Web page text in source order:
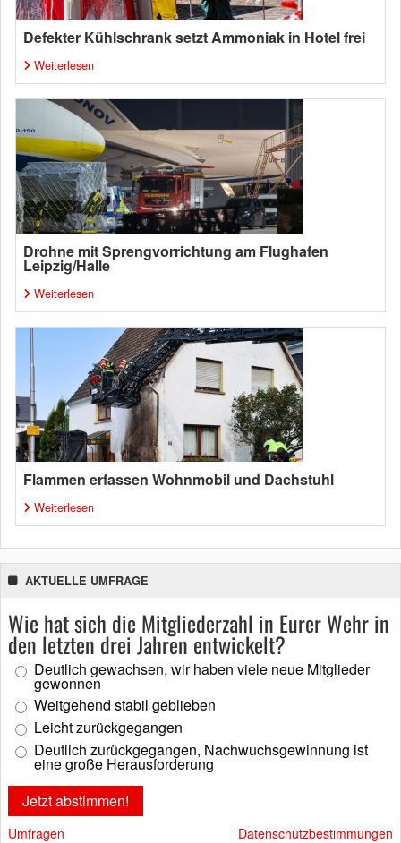
Defekter Kühlschrank setzt Ammoniak in Hotel frei
Weiterlesen
Drohne mit Sprengvorrichtung am Flughafen
Leipzig/Halle
Weiterlesen
Flammen erfassen Wohnmobil und Dachstuhl
Weiterlesen
AKTUELLE UMFRAGE
Wie hat sich die Mitgliederzahl in Eurer Wehr in
den letzten drei Jahren entwickelt?
Deutlich gewachsen, wir haben viele neue Mitglieder
gewonnen
Weitgehend stabil geblieben
Leicht zurückgegangen
Deutlich zurückgegangen, Nachwuchsgewinnung ist
eine große Herausforderung
Umfragen Datenschutzbestimmungen